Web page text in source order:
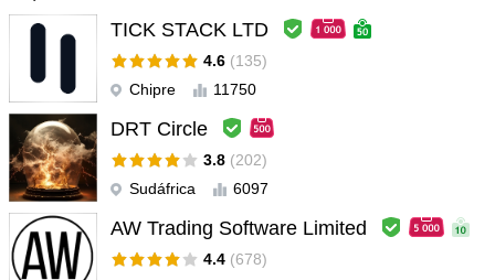
TICK STACK LTD
4.6 (135)
Chipre
11750
DRT Circle
3.8 (202)
Sudáfrica
6097
AW Trading Software Limited
4.4 (678)